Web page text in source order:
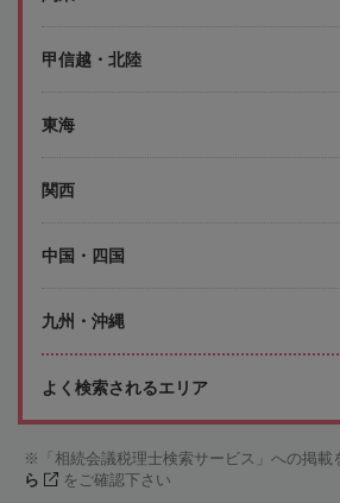
甲信越・北陸
東海
関西
中国・四国
九州・沖縄
よく検索されるエリア
「相続会議税理士検索サービス」への掲
ら
をご確認下さい